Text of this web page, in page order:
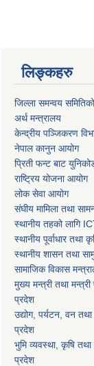
लिङ्कहरु
जिल्ला समन्वय समितिको
अर्थ मन्त्रालय
केन्द्रीय पञ्जिकरण
नेपाल कानुन आयोग
प्रिती फन्ट बाट
राष्ट्रिय योजना आयोग
लोक सेवा आयोग
संघीय मामिला तथा
स्थानीय तहको लागि
स्थानीय पूर्वाधार तथा
स्थानीय शासन तथा
सामाजिक विकास
मुख्य मन्त्री तथा
प्रदेश
उद्योग, पर्यटन, वन
प्रदेश
भुमि व्यवस्था, कृषि
प्रदेश